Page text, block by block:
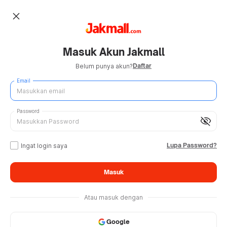
close
Masuk Akun Jakmall
Belum punya akun?Daftar
Email
visibility_off
Password
Ingat login saya Lupa Password?
Masuk
Atau masuk dengan
Google